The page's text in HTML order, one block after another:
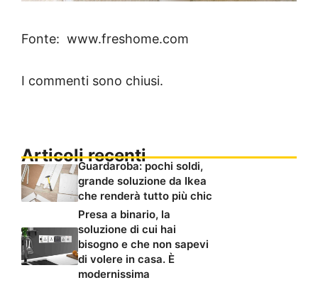
Fonte: www.freshome.com
I commenti sono chiusi.
Articoli recenti
Guardaroba: pochi soldi,
grande soluzione da Ikea
che renderà tutto più chic
Presa a binario, la
soluzione di cui hai
bisogno e che non sapevi
di volere in casa. È
modernissima